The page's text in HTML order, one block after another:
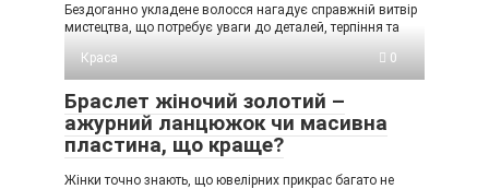
Бездоганно укладене волосся нагадує справжній витвір
мистецтва, що потребує уваги до деталей, терпіння та
Краса
0
Браслет жіночий золотий –
ажурний ланцюжок чи масивна
пластина, що краще?
Жінки точно знають, що ювелірних прикрас багато не